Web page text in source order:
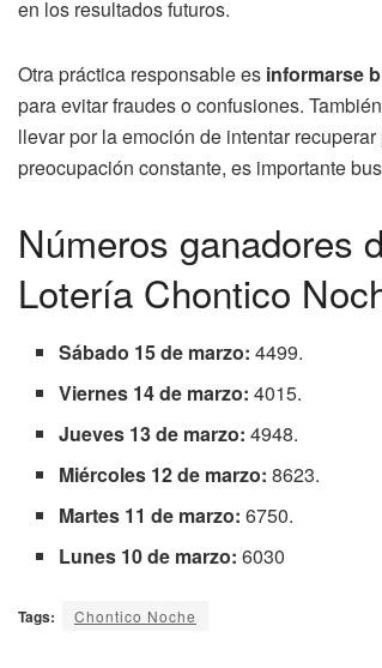
en los resultados futuros.
Otra práctica responsable es informarse
para evitar fraudes o confusiones.
llevar por la emoción de intentar
preocupación constante, es importante
Números ganadores
Lotería Chontico
Sábado 15 de marzo: 4499.
Viernes 14 de marzo: 4015.
Jueves 13 de marzo: 4948.
Miércoles 12 de marzo: 8623.
Martes 11 de marzo: 6750.
Lunes 10 de marzo: 6030
Tags: Chontico Noche